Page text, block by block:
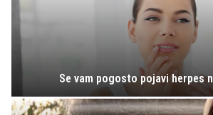
Se vam pogosto pojavi herpes